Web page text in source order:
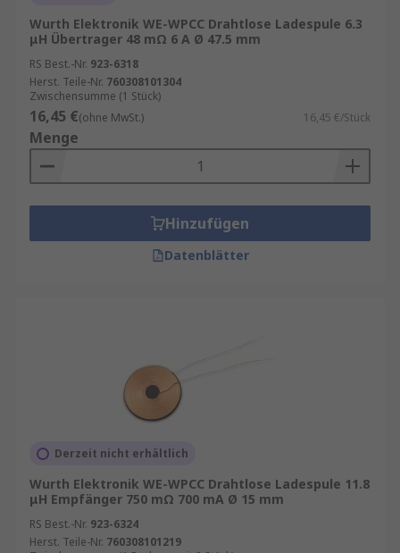
Wurth Elektronik WE-WPCC Drahtlose Ladespule 6.3
μH Übertrager 48 mΩ 6 A Ø 47.5 mm
RS Best.-Nr. 923-6318
Herst. Teile-Nr. 760308101304
Zwischensumme (1 Stück)
16,45 €(ohne MwSt.) 16,45 €/Stück
Menge
Hinzufügen
Datenblätter
Derzeit nicht erhältlich
Wurth Elektronik WE-WPCC Drahtlose Ladespule 11.8
μH Empfänger 750 mΩ 700 mA Ø 15 mm
RS Best.-Nr. 923-6324
Herst. Teile-Nr. 760308101219